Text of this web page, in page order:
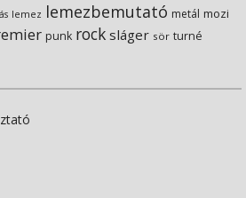
lemez lemezbemutató metál mozi
punk rock sláger sör turné